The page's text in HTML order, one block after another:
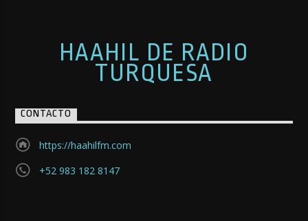
HAAHIL DE RADIO
TURQUESA
CONTACTO
https://haahilfm.com
+52 983 182 8147